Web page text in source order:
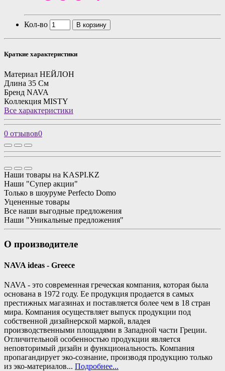
Кол-во В корзину
Краткие характеристики
Материал НЕЙЛОН
Длина 35 См
Бренд NAVA
Коллекция MISTY
Все характеристики
0 отзывов0
Наши товары на KASPI.KZ
Наши "Супер акции"
Только в шоуруме Perfecto Domo
Уцененные товары
Все наши выгодные предложения
Наши "Уникальные предложения"
О производителе
NAVA ideas - Greece
NAVA - это современная греческая компания, которая была
основана в 1972 году. Ее продукция продается в самых
престижных магазинах и поставляется более чем в 18 стран
мира. Компания осуществляет выпуск продукции под
собственной дизайнерской маркой, владея
производственными площадями в Западной части Греции.
Отличительной особенностью продукции является
неповторимый дизайн и функциональность. Компания
пропагандирует эко-сознание, производя продукцию только
из эко-материалов... Подробнее...